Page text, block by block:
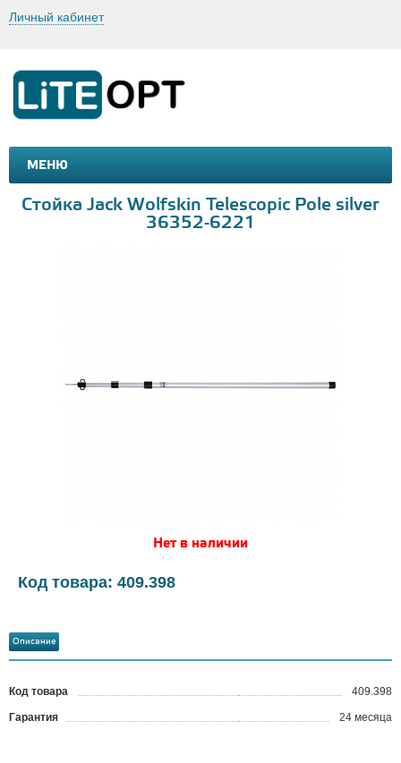
Личный кабинет
МЕНЮ
МАШИНКИ И МОТОЦИКЛЫ
Стойка Jack Wolfskin Telescopic Pole silver
36352-6221
Нет в наличии
Код товара: 409.398
Описание
Код товара 409.398
Гарантия 24 месяца